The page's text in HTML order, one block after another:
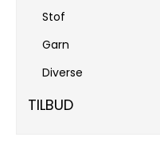
Stof
Garn
Diverse
TILBUD